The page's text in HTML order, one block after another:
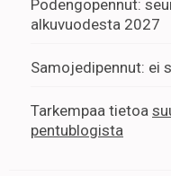
Podengopennut:
alkuvuodesta 2027
Samojedipennut: ei
Tarkempaa tietoa
pentublogista